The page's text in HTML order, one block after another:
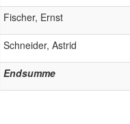
Fischer, Ernst
Schneider, Astrid
Endsumme